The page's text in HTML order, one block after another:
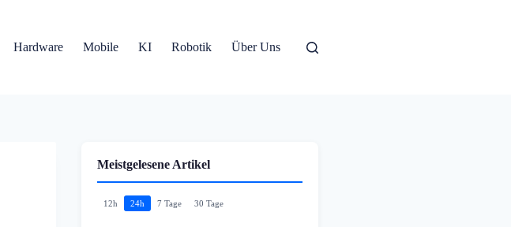
Hardware Mobile KI Robotik Über Uns
Meistgelesene Artikel
12h 24h 7 Tage 30 Tage